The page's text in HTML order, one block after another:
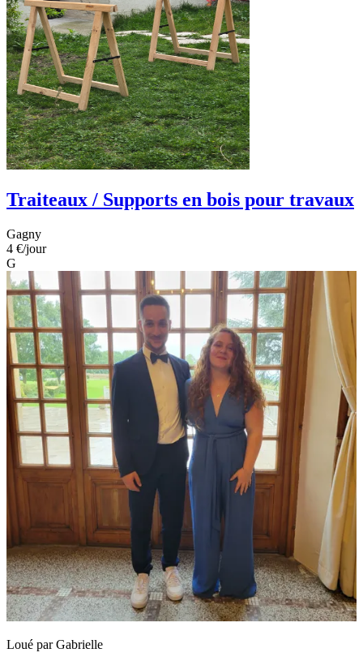
Traiteaux / Supports en bois pour travaux
Gagny
4 €/jour
G
Loué parGabrielle